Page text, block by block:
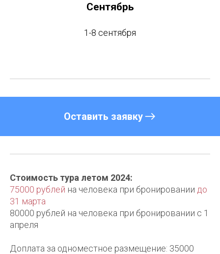
Сентябрь
1-8 сентября
Оставить заявку
Стоимость тура летом 2024:
75000 рублей на человека при бронировании до
31 марта
80000 рублей на человека при бронировании с 1
апреля
Доплата за одноместное размещение: 35000